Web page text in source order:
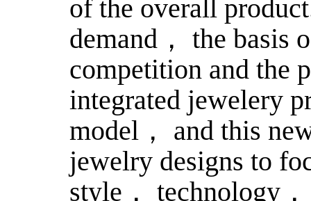
of the overall
demand， the basis
competition and the
integrated jewelery
model， and this
jewelry designs to
style， technology